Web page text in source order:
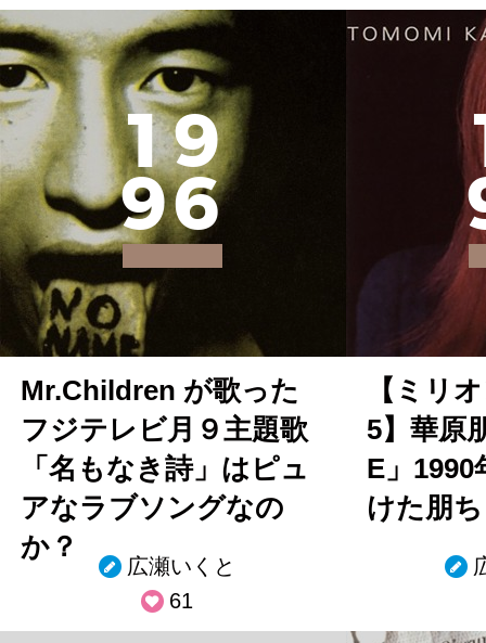
19
96
Mr.Children が歌った
フジテレビ月９主題歌
「名もなき詩」はピュ
アなラブソングなの
か？
広瀬いくと
61
【ミリ
5】華原
E」1990
けた朋